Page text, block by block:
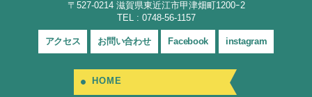
〒527-0214 滋賀県東近江市甲津畑町1200ｰ2
TEL : 0748-56-1157
アクセス お問い合わせ Facebook instagram
HOME